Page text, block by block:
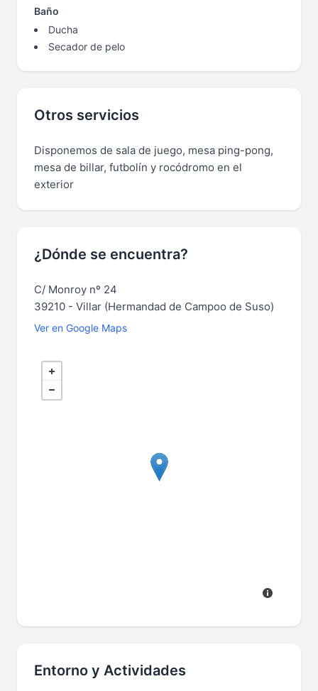
Baño
Ducha
Secador de pelo
Otros servicios
Disponemos de sala de juego, mesa ping-pong,
mesa de billar, futbolín y rocódromo en el
exterior
¿Dónde se encuentra?
C/ Monroy nº 24
39210 - Villar (Hermandad de Campoo de Suso)
Ver en Google Maps
Entorno y Actividades